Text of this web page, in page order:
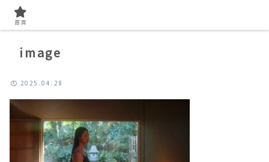
image
2025.04.28
首頁